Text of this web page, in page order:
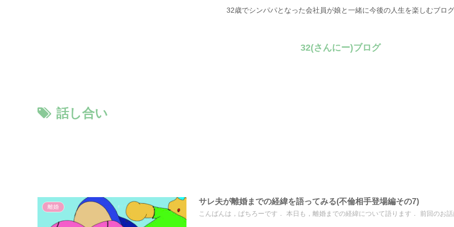
32歳でシンパパとなった会社員が娘と一緒に今後の人生を楽しむブログ
32(さんにー)ブログ
話し合い
離婚
サレ夫が離婚までの経緯を語ってみる(不倫相手登場編その7)
こんばんは，ぱちろーです． 本日も，離婚までの経緯について語ります． 前回のお